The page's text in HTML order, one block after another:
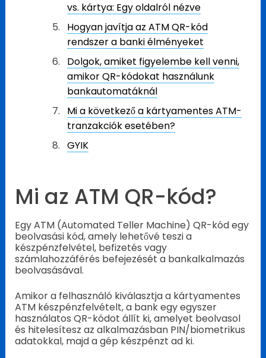
vs. kártya: Egy oldalról nézve
Hogyan javítja az ATM QR-kód
rendszer a banki élményeket
Dolgok, amiket figyelembe kell venni,
amikor QR-kódokat használunk
bankautomatáknál
Mi a következő a kártyamentes ATM-
tranzakciók esetében?
GYIK
Mi az ATM QR-kód?
Egy ATM (Automated Teller Machine) QR-kód egy
beolvasási kód, amely lehetővé teszi a
készpénzfelvétel, befizetés vagy
számlahozzáférés befejezését a bankalkalmazás
beolvasásával.
Amikor a felhasználó kiválasztja a kártyamentes
ATM készpénzfelvételt, a bank egy egyszer
használatos QR-kódot állít ki, amelyet beolvasol
és hitelesítesz az alkalmazásban PIN/biometrikus
adatokkal, majd a gép készpénzt ad ki.